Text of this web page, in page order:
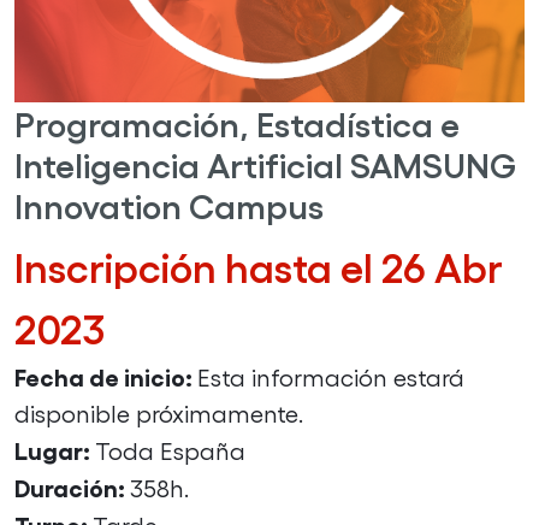
Programación, Estadística e
Inteligencia Artificial SAMSUNG
Innovation Campus
Inscripción hasta el 26 Abr
2023
Fecha de inicio: Esta información estará
disponible próximamente.
Lugar: Toda España
Duración: 358h.